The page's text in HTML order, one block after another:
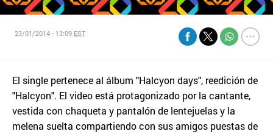
23/01/2014 - 13:09 EST
El single pertenece al álbum "Halcyon days", reedición de
"Halcyon". El video está protagonizado por la cantante,
vestida con chaqueta y pantalón de lentejuelas y la
melena suelta compartiendo con sus amigos puestas de